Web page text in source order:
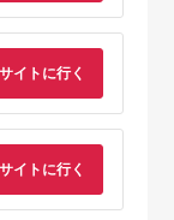
テ
)
ホテルオークラ東京
イ ギフト券30,000
円分
サイトに行く
サイトに行く